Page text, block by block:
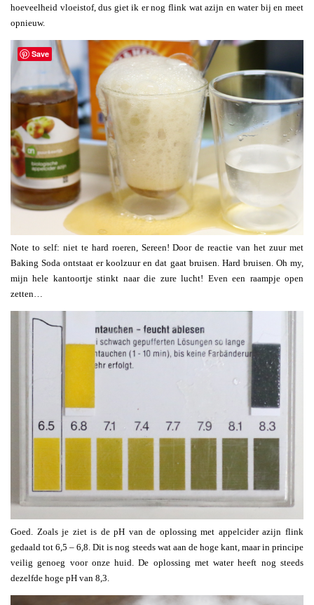
hoeveelheid vloeistof, dus giet ik er nog flink wat azijn en water bij en meet
opnieuw.
Note to self: niet te hard roeren, Sereen! Door de reactie van het zuur met
Baking Soda ontstaat er koolzuur en dat gaat bruisen. Hard bruisen. Oh my,
mijn hele kantoortje stinkt naar die zure lucht! Even een raampje open
zetten…
Goed. Zoals je ziet is de pH van de oplossing met appelcider azijn flink
gedaald tot 6,5 – 6,8. Dit is nog steeds wat aan de hoge kant, maar in principe
veilig genoeg voor onze huid. De oplossing met water heeft nog steeds
dezelfde hoge pH van 8,3.
Save